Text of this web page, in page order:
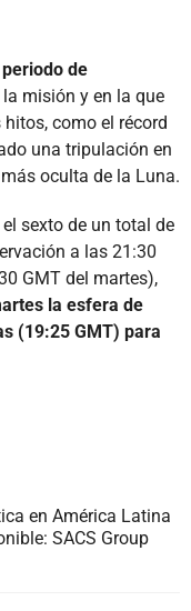
de
misión y en la que
como el récord
una tripulación en
oculta de la Luna.
sexto de un total de
a las 21:30
GMT del martes),
la esfera de
(19:25 GMT) para
en América Latina
SACS Group